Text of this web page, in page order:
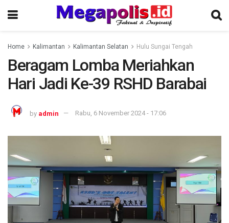
Home Kalimantan Kalimantan Selatan Hulu Sungai Tengah
Beragam Lomba Meriahkan
Hari Jadi Ke-39 RSHD Barabai
by admin Rabu, 6 November 2024 - 17:06